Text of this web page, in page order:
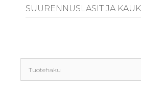
SUURENNUSLASIT JA